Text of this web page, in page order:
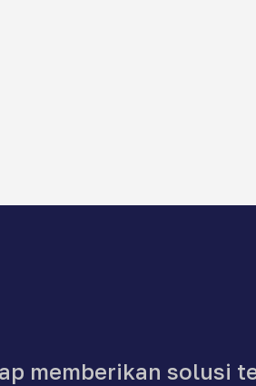
memberikan solusi